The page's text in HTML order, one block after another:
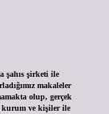
şahıs şirketi ile
makaleler
olup, gerçek
kurum ve kişiler ile